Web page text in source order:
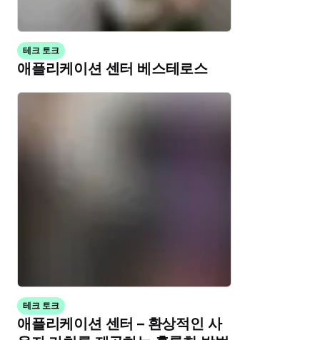
테크 토크
애플리케이션 센터 베스테로스
테크 토크
애플리케이션 센터 – 환상적인 사